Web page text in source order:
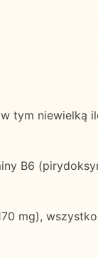
tym niewielką
B6
mg),